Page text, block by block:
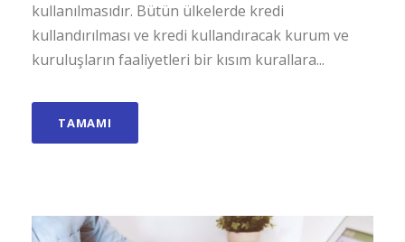
kullanılmasıdır. Bütün ülkelerde kredi
kullandırılması ve kredi kullandıracak kurum ve
kuruluşların faaliyetleri bir kısım kurallara...
TAMAMI